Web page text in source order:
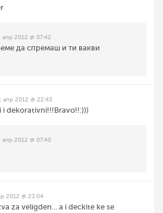
апр 2012 @ 07:42
да спремаш и ти вакви
апр 2012 @ 22:43
i dekorativni!!!Bravo!!:)))
апр 2012 @ 07:40
2012 @ 23:04
za veligden... a i deckite ke se